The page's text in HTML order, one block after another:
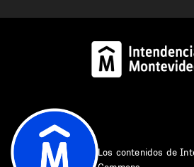
Los contenidos de